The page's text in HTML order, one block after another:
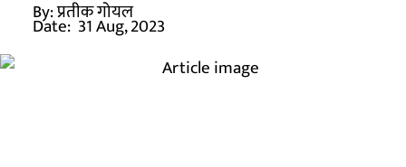
By:प्रतीक गोयल
Date: 31 Aug, 2023